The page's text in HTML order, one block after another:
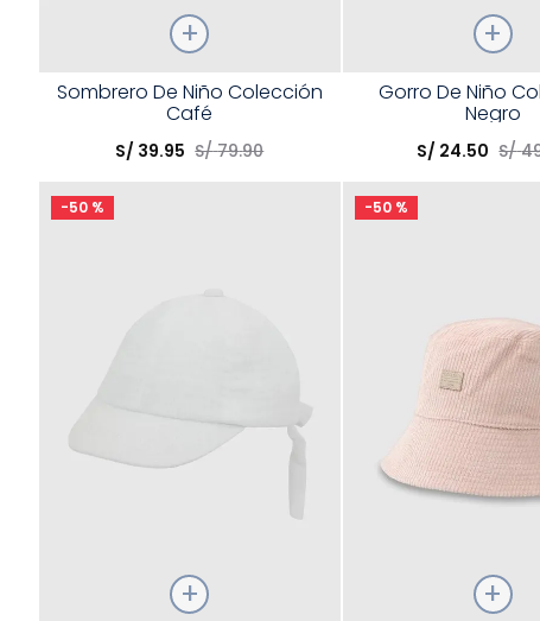
Talla
Elige una opción
Sombrero De Niño Colección
Café
S/ 39.95 S/ 79.90
Talla
Elige una opción
Gorro De Niño
Negro
S/ 24.50 S/
-50 % -50 %